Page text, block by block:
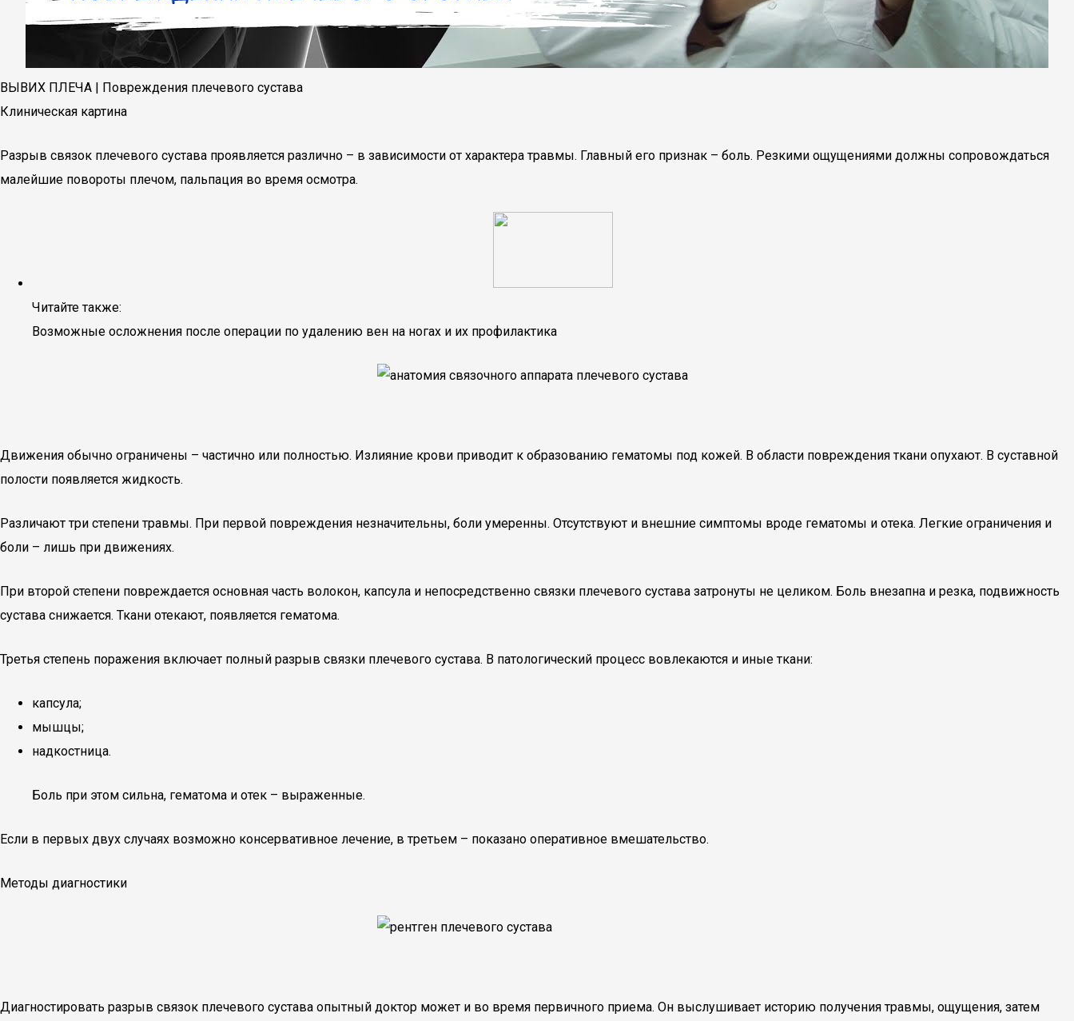
ВЫВИХ ПЛЕЧА | Повреждения плечевого сустава
Клиническая картина
Разрыв связок плечевого сустава проявляется различно – в зависимости от характера травмы. Главный его признак – боль. Резкими ощущениями должны сопровождаться
малейшие повороты плечом, пальпация во время осмотра.
Читайте также:
Возможные осложнения после операции по удалению вен на ногах и их профилактика
Движения обычно ограничены – частично или полностью. Излияние крови приводит к образованию гематомы под кожей. В области повреждения ткани опухают. В суставной
полости появляется жидкость.
Различают три степени травмы. При первой повреждения незначительны, боли умеренны. Отсутствуют и внешние симптомы вроде гематомы и отека. Легкие ограничения и
боли – лишь при движениях.
При второй степени повреждается основная часть волокон, капсула и непосредственно связки плечевого сустава затронуты не целиком. Боль внезапна и резка, подвижность
сустава снижается. Ткани отекают, появляется гематома.
Третья степень поражения включает полный разрыв связки плечевого сустава. В патологический процесс вовлекаются и иные ткани:
капсула;
мышцы;
надкостница.
Боль при этом сильна, гематома и отек – выраженные.
Если в первых двух случаях возможно консервативное лечение, в третьем – показано оперативное вмешательство.
Методы диагностики
Диагностировать разрыв связок плечевого сустава опытный доктор может и во время первичного приема. Он выслушивает историю получения травмы, ощущения, затем